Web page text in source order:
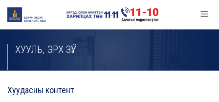
ХУУЛЬ, ЭРХ ЗҮЙ
Хуудасны контент